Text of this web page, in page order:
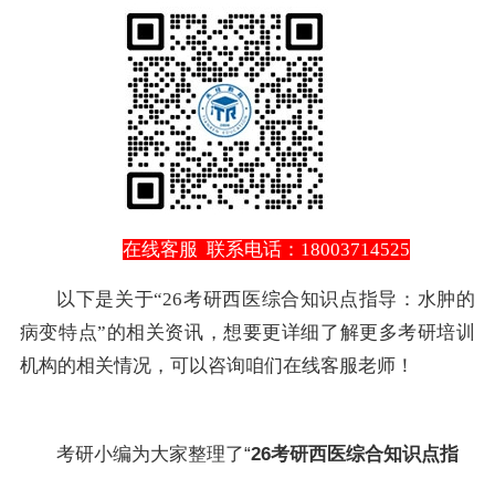
在线客服 联系电话：18003714525
以下是关于“26考研西医综合知识点指导：水肿的
病变特点”的相关资讯，想要更详细了解更多考研培训
机构的相关情况，可以咨询咱们在线客服老师！
考研小编为大家整理了“26考研西医综合知识点指